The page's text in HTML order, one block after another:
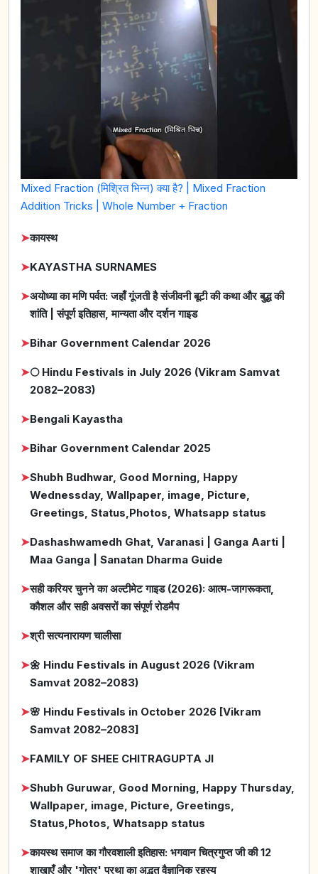
Mixed Fraction (मिश्रित भिन्न) क्या है? | Mixed Fraction
Addition Tricks | Whole Number + Fraction
➤कायस्थ
➤KAYASTHA SURNAMES
➤अयोध्या का मणि पर्वत: जहाँ गूंजती है संजीवनी बूटी की कथा और बुद्ध की
शांति | संपूर्ण इतिहास, मान्यता और दर्शन गाइड
➤Bihar Government Calendar 2026
➤🌕 Hindu Festivals in July 2026 (Vikram Samvat
2082–2083)
➤Bengali Kayastha
➤Bihar Government Calendar 2025
➤Shubh Budhwar, Good Morning, Happy
Wednessday, Wallpaper, image, Picture,
Greetings, Status,Photos, Whatsapp status
➤Dashashwamedh Ghat, Varanasi | Ganga Aarti |
Maa Ganga | Sanatan Dharma Guide
➤सही करियर चुनने का अल्टीमेट गाइड (2026): आत्म-जागरूकता,
कौशल और सही अवसरों का संपूर्ण रोडमैप
➤श्री सत्यनारायण चालीसा
➤🌼 Hindu Festivals in August 2026 (Vikram
Samvat 2082–2083)
➤🌸 Hindu Festivals in October 2026 [Vikram
Samvat 2082–2083]
➤FAMILY OF SHEE CHITRAGUPTA JI
➤Shubh Guruwar, Good Morning, Happy Thursday,
Wallpaper, image, Picture, Greetings,
Status,Photos, Whatsapp status
➤कायस्थ समाज का गौरवशाली इतिहास: भगवान चित्रगुप्त जी की 12
शाखाएँ और 'गोत्र' प्रथा का अद्भुत वैज्ञानिक रहस्य